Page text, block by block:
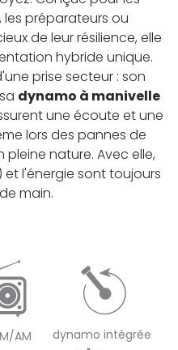
préparateurs ou
de leur résilience, elle
hybride unique.
prise secteur : son
dynamo à manivelle
une écoute et une
lors des pannes de
nature. Avec elle,
et l'énergie sont toujours
main.
AM dynamo intégrée